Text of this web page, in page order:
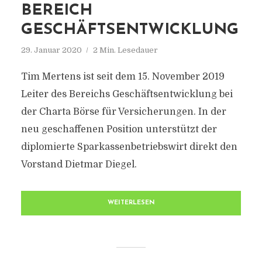
BEREICH
GESCHÄFTSENTWICKLUNG
29. Januar 2020 2 Min. Lesedauer
Tim Mertens ist seit dem 15. November 2019
Leiter des Bereichs Geschäftsentwicklung bei
der Charta Börse für Versicherungen. In der
neu geschaffenen Position unterstützt der
diplomierte Sparkassenbetriebswirt direkt den
Vorstand Dietmar Diegel.
WEITERLESEN